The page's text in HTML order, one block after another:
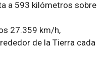
a 593 kilómetros sobre
27.359 km/h,
de la Tierra cada